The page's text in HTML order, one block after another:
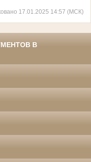
17.01.2025 14:57 (МСК)
В